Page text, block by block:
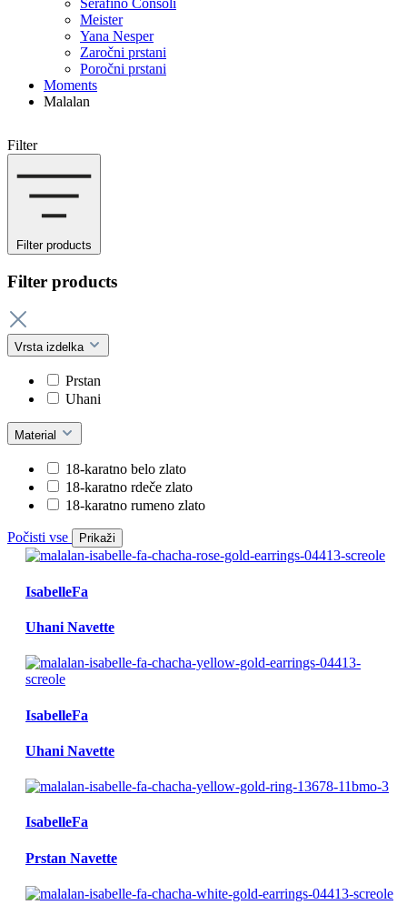
Serafino Consoli
Meister
Yana Nesper
Zaročni prstani
Poročni prstani
Moments
Malalan
Filter
Filter products
Filter products
Vrsta izdelka
Prstan
Uhani
Material
18-karatno belo zlato
18-karatno rdeče zlato
18-karatno rumeno zlato
Počisti vse Prikaži
IsabelleFa
Uhani Navette
IsabelleFa
Uhani Navette
IsabelleFa
Prstan Navette